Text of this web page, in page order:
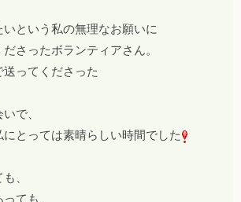
いという私の無理なお願いに
さったボランティアさん。
ってくださった
で、
とっては素晴らしい時間でした
、
ても、